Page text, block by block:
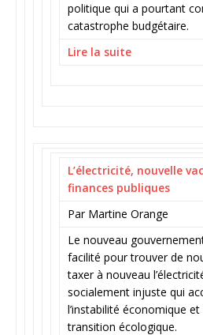
politique qui a pourtant
catastrophe budgétaire.
Lire la suite
L’électricité, nouvelle
finances publiques
Par Martine Orange
Le nouveau
facilité pour trouver de
taxer à nouveau
socialement injuste qui
l’instabilité économique
transition écologique.